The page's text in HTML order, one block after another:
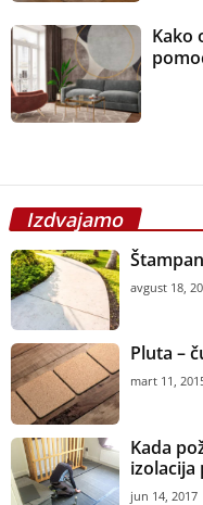
Kako
Izdvajamo
avgust 18,
Pluta –
mart 11,
Kada
izolacija
jun 14, 2017